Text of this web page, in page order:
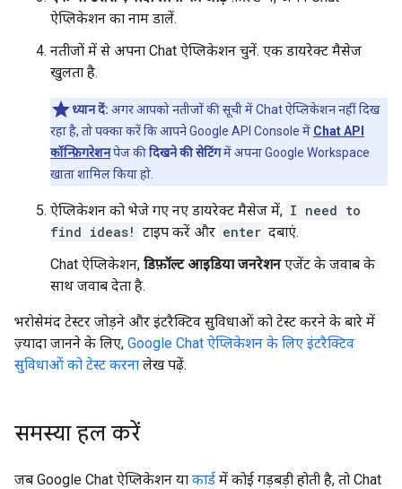
ऐप्लिकेशन का नाम डालें.
नतीजों में से अपना Chat ऐप्लिकेशन चुनें. एक डायरेक्ट मैसेज
खुलता है.
ध्यान दें: अगर आपको नतीजों की सूची में Chat ऐप्लिकेशन नहीं दिख
रहा है, तो पक्का करें कि आपने Google API Console में Chat API
कॉन्फ़िगरेशनपेज कीदिखने की सेटिंगमें अपना Google Workspace
खाता शामिल किया हो.
ऐप्लिकेशन को भेजे गए नए डायरेक्ट मैसेज में, I need to
find ideas! टाइप करें और enter दबाएं.
Chat ऐप्लिकेशन, डिफ़ॉल्ट आइडिया जनरेशनएजेंट के जवाब के
साथ जवाब देता है.
भरोसेमंद टेस्टर जोड़ने और इंटरैक्टिव सुविधाओं को टेस्ट करने के बारे में
ज़्यादा जानने के लिए, Google Chat ऐप्लिकेशन के लिए इंटरैक्टिव
सुविधाओं को टेस्ट करना लेख पढ़ें.
समस्या हल करें
जब Google Chat ऐप्लिकेशन या कार्ड में कोई गड़बड़ी होती है, तो Chat